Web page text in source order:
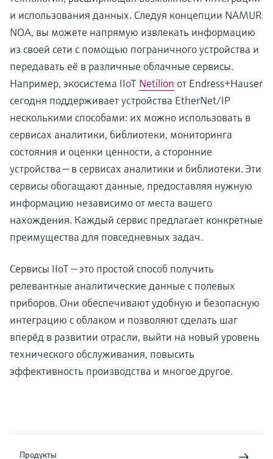
и использования данных. Следуя концепции NAMUR
NOA, вы можете напрямую извлекать информацию
из своей сети с помощью пограничного устройства и
передавать её в различные облачные сервисы.
Например, экосистема IIoT Netilion от Endress+Hauser
сегодня поддерживает устройства EtherNet/IP
несколькими способами: их можно использовать в
сервисах аналитики, библиотеки, мониторинга
состояния и оценки ценности, а сторонние
устройства — в сервисах аналитики и библиотеки. Эти
сервисы обогащают данные, предоставляя нужную
информацию независимо от места вашего
нахождения. Каждый сервис предлагает конкретные
преимущества для повседневных задач.
Сервисы IIoT — это простой способ получить
релевантные аналитические данные с полевых
приборов. Они обеспечивают удобную и безопасную
интеграцию с облаком и позволяют сделать шаг
вперёд в развитии отрасли, выйти на новый уровень
технического обслуживания, повысить
эффективность производства и многое другое.
Продукты